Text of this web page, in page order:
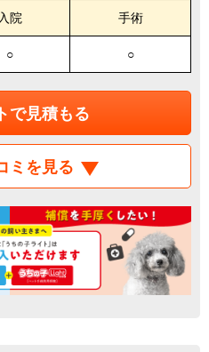
入院 手術
○ ○
で見積もる
ミを見る